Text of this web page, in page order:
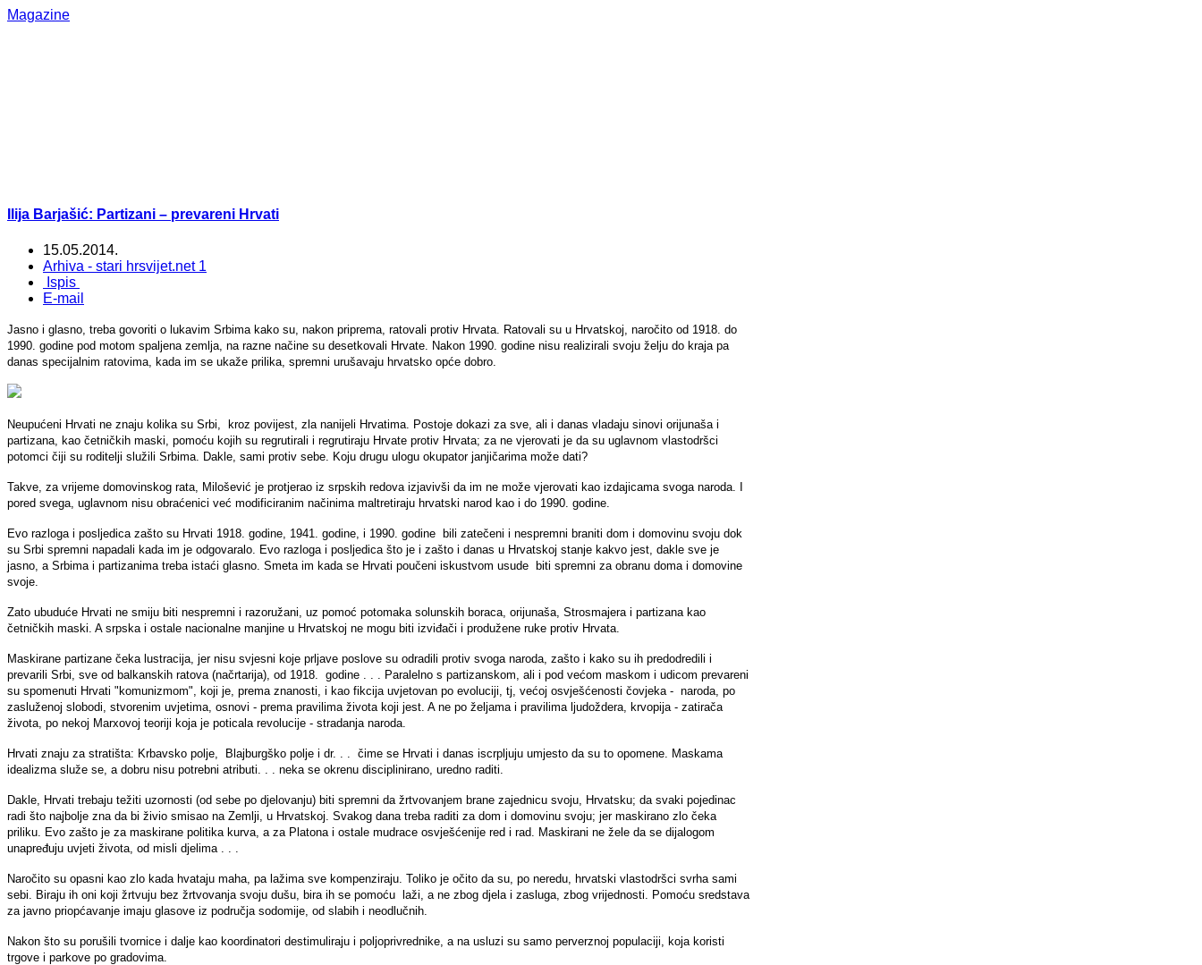
Magazine
Ilija Barjašić: Partizani – prevareni Hrvati
15.05.2014.
Arhiva - stari hrsvijet.net 1
Ispis
E-mail
Jasno i glasno, treba govoriti o lukavim Srbima kako su, nakon priprema, ratovali protiv Hrvata. Ratovali su u Hrvatskoj, naročito od 1918. do
1990. godine pod motom spaljena zemlja, na razne načine su desetkovali Hrvate. Nakon 1990. godine nisu realizirali svoju želju do kraja pa
danas specijalnim ratovima, kada im se ukaže prilika, spremni urušavaju hrvatsko opće dobro.
Neupućeni Hrvati ne znaju kolika su Srbi, kroz povijest, zla nanijeli Hrvatima. Postoje dokazi za sve, ali i danas vladaju sinovi orijunaša i
partizana, kao četničkih maski, pomoću kojih su regrutirali i regrutiraju Hrvate protiv Hrvata; za ne vjerovati je da su uglavnom vlastodršci
potomci čiji su roditelji služili Srbima. Dakle, sami protiv sebe. Koju drugu ulogu okupator janjičarima može dati?
Takve, za vrijeme domovinskog rata, Milošević je protjerao iz srpskih redova izjavivši da im ne može vjerovati kao izdajicama svoga naroda. I
pored svega, uglavnom nisu obraćenici već modificiranim načinima maltretiraju hrvatski narod kao i do 1990. godine.
Evo razloga i posljedica zašto su Hrvati 1918. godine, 1941. godine, i 1990. godine bili zatečeni i nespremni braniti dom i domovinu svoju dok
su Srbi spremni napadali kada im je odgovaralo. Evo razloga i posljedica što je i zašto i danas u Hrvatskoj stanje kakvo jest, dakle sve je
jasno, a Srbima i partizanima treba istaći glasno. Smeta im kada se Hrvati poučeni iskustvom usude biti spremni za obranu doma i domovine
svoje.
Zato ubuduće Hrvati ne smiju biti nespremni i razoružani, uz pomoć potomaka solunskih boraca, orijunaša, Strosmajera i partizana kao
četničkih maski. A srpska i ostale nacionalne manjine u Hrvatskoj ne mogu biti izviđači i produžene ruke protiv Hrvata.
Maskirane partizane čeka lustracija, jer nisu svjesni koje prljave poslove su odradili protiv svoga naroda, zašto i kako su ih predodredili i
prevarili Srbi, sve od balkanskih ratova (načrtarija), od 1918. godine . . . Paralelno s partizanskom, ali i pod većom maskom i udicom prevareni
su spomenuti Hrvati "komunizmom", koji je, prema znanosti, i kao fikcija uvjetovan po evoluciji, tj, većoj osvješćenosti čovjeka - naroda, po
zasluženoj slobodi, stvorenim uvjetima, osnovi - prema pravilima života koji jest. A ne po željama i pravilima ljudoždera, krvopija - zatirača
života, po nekoj Marxovoj teoriji koja je poticala revolucije - stradanja naroda.
Hrvati znaju za stratišta: Krbavsko polje, Blajburgško polje i dr. . . čime se Hrvati i danas iscrpljuju umjesto da su to opomene. Maskama
idealizma služe se, a dobru nisu potrebni atributi. . . neka se okrenu disciplinirano, uredno raditi.
Dakle, Hrvati trebaju težiti uzornosti (od sebe po djelovanju) biti spremni da žrtvovanjem brane zajednicu svoju, Hrvatsku; da svaki pojedinac
radi što najbolje zna da bi živio smisao na Zemlji, u Hrvatskoj. Svakog dana treba raditi za dom i domovinu svoju; jer maskirano zlo čeka
priliku. Evo zašto je za maskirane politika kurva, a za Platona i ostale mudrace osvješćenije red i rad. Maskirani ne žele da se dijalogom
unapređuju uvjeti života, od misli djelima . . .
Naročito su opasni kao zlo kada hvataju maha, pa lažima sve kompenziraju. Toliko je očito da su, po neredu, hrvatski vlastodršci svrha sami
sebi. Biraju ih oni koji žrtvuju bez žrtvovanja svoju dušu, bira ih se pomoću laži, a ne zbog djela i zasluga, zbog vrijednosti. Pomoću sredstava
za javno priopćavanje imaju glasove iz područja sodomije, od slabih i neodlučnih.
Nakon što su porušili tvornice i dalje kao koordinatori destimuliraju i poljoprivrednike, a na usluzi su samo perverznoj populaciji, koja koristi
trgove i parkove po gradovima.